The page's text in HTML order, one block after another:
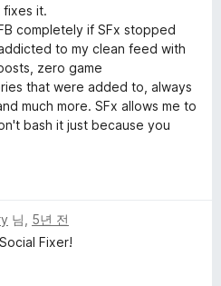
it.
completely if SFx stopped
to my clean feed with
zero game
that were added to, always
much more. SFx allows me to
bash it just because you
님, 5년 전
Fixer!